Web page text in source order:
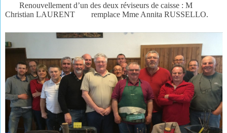
Renouvellement d’un des deux réviseurs de caisse : M
Christian LAURENT remplace Mme Annita RUSSELLO.